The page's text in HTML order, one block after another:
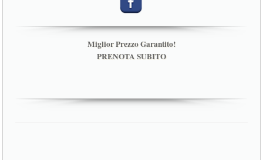
Miglior Prezzo Garantito!
PRENOTA SUBITO